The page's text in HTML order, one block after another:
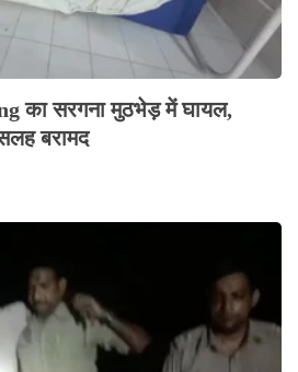
का सरगना मुठभेड़ में घायल,
बरामद